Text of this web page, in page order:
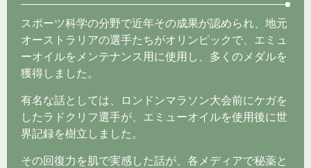
スポーツ科学の分野で近年その成果が認められ、地元
オーストラリアの選手たちがオリンピックで、エミュ
ーオイルをメンテナンス用に使用し、多くのメダルを
獲得しました。
有名な話としては、ロンドンマラソン大会前にケガを
したラドクリフ選手が、エミューオイルを使用後に世
界記録を樹立しました。
その回復力を肌で実感した話が、各メディアで秘薬と